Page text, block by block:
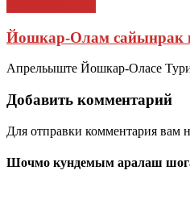
Йошкар-Олам сайынрак
Апрельыште Йошкар-Оласе
Добавить комментарий
Для отправки комментария вам
Шочмо кундемым аралаш